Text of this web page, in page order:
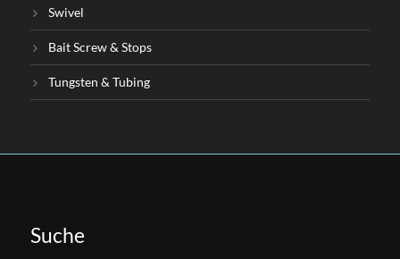
Swivel
Bait Screw & Stops
Tungsten & Tubing
Suche